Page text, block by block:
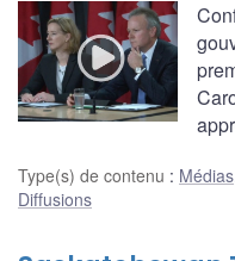
Type(s) de contenu : Médias
Diffusions